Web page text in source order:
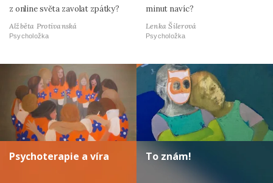
z online světa zavolat zpátky?
Alžběta Protivanská
Psycholožka
minut navíc?
Lenka Šilerová
Psycholožka
Psychoterapie a víra To znám!